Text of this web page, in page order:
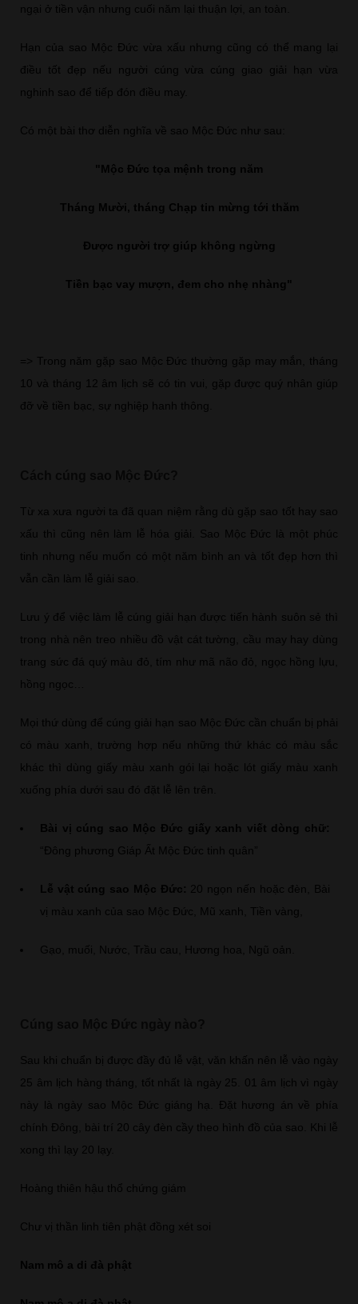
ngại ở tiền vận nhưng cuối năm lại thuận lợi, an toàn.
Hạn của sao Mộc Đức vừa xấu nhưng cũng có thể mang lại
điều tốt đẹp nếu người cúng vừa cúng giao giải hạn vừa
nghinh sao để tiếp đón điều may.
Có một bài thơ diễn nghĩa về sao Mộc Đức như sau:
"Mộc Đức tọa mệnh trong năm
Tháng Mười, tháng Chạp tin mừng tới thăm
Được người trợ giúp không ngừng
Tiền bạc vay mượn, đem cho nhẹ nhàng"
=> Trong năm gặp sao Mộc Đức thường gặp may mắn, tháng
10 và tháng 12 âm lịch sẽ có tin vui, gặp được quý nhân giúp
đỡ về tiền bạc, sự nghiệp hanh thông.
Từ xa xưa người ta đã quan niệm rằng dù gặp sao tốt hay sao
xấu thì cũng nên làm lễ hóa giải. Sao Mộc Đức là một phúc
tinh nhưng nếu muốn có một năm bình an và tốt đẹp hơn thì
vẫn cần làm lễ giải sao.
Lưu ý để việc làm lễ cúng giải hạn được tiến hành suôn sẻ thì
trong nhà nên treo nhiều đồ vật cát tường, cầu may hay dùng
trang sức đá quý màu đỏ, tím như mã não đỏ, ngọc hồng lựu,
hồng ngọc…
Mọi thứ dùng để cúng giải hạn sao Mộc Đức cần chuẩn bị phải
có màu xanh, trường hợp nếu những thứ khác có màu sắc
khác thì dùng giấy màu xanh gói lại hoặc lót giấy màu xanh
xuống phía dưới sau đó đặt lễ lên trên.
Bài vị cúng sao Mộc Đức giấy xanh viết dòng chữ:
“Đông phương Giáp Ất Mộc Đức tinh quân”
Lễ vật cúng sao Mộc Đức: 20 ngọn nến hoặc đèn, Bài
vị màu xanh của sao Mộc Đức, Mũ xanh, Tiền vàng,
Gạo, muối, Nước, Trầu cau, Hương hoa, Ngũ oản.
Sau khi chuẩn bị được đầy đủ lễ vật, văn khấn nên lễ vào ngày
25 âm lịch hàng tháng, tốt nhất là ngày 25. 01 âm lịch vì ngày
này là ngày sao Mộc Đức giáng hạ. Đặt hương án về phía
chính Đông, bài trí 20 cây đèn cầy theo hình đồ của sao. Khi lễ
xong thì lạy 20 lạy.
Hoàng thiên hậu thổ chứng giám
Chư vị thần linh tiên phật đồng xét soi
Nam mô a di đà phật